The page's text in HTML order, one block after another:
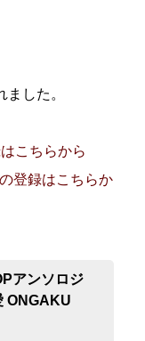
した。
こちらから
登録はこちらか
アンソロジ
ONGAKU